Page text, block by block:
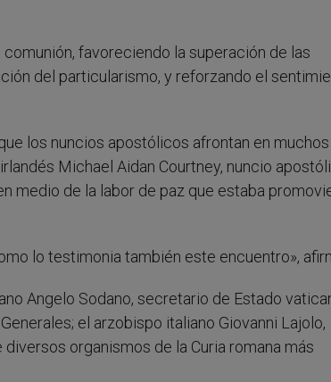
favoreciendo la superación de las
del particularismo, y reforzando el
los nuncios apostólicos afrontan en muchos
Michael Aidan Courtney, nuncio
medio de la labor de paz que estaba
lo testimonia también este encuentro»,
Angelo Sodano, secretario de Estado
el arzobispo italiano Giovanni Lajolo,
organismos de la Curia romana más